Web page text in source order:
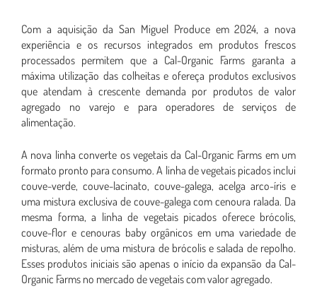
Com a aquisição da San Miguel Produce em 2024, a nova
experiência e os recursos integrados em produtos frescos
processados ​​permitem que a Cal-Organic Farms garanta a
máxima utilização das colheitas e ofereça produtos exclusivos
que atendam à crescente demanda por produtos de valor
agregado no varejo e para operadores de serviços de
alimentação.
A nova linha converte os vegetais da Cal-Organic Farms em um
formato pronto para consumo. A linha de vegetais picados inclui
couve-verde, couve-lacinato, couve-galega, acelga arco-íris e
uma mistura exclusiva de couve-galega com cenoura ralada. Da
mesma forma, a linha de vegetais picados oferece brócolis,
couve-flor e cenouras baby orgânicos em uma variedade de
misturas, além de uma mistura de brócolis e salada de repolho.
Esses produtos iniciais são apenas o início da expansão da Cal-
Organic Farms no mercado de vegetais com valor agregado.